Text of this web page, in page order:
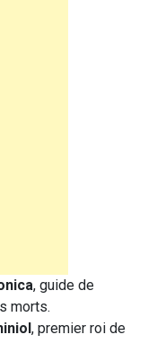
, guide de
morts.
, premier roi de